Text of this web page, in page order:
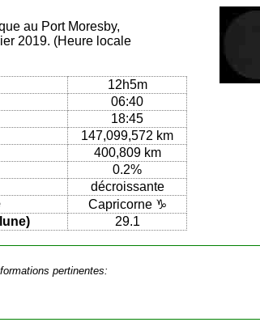
au Port Moresby,
2019. (Heure locale
12h5m
06:40
18:45
147,099,572 km
400,809 km
0.2%
décroissante
Capricorne ♑
29.1
pertinentes: